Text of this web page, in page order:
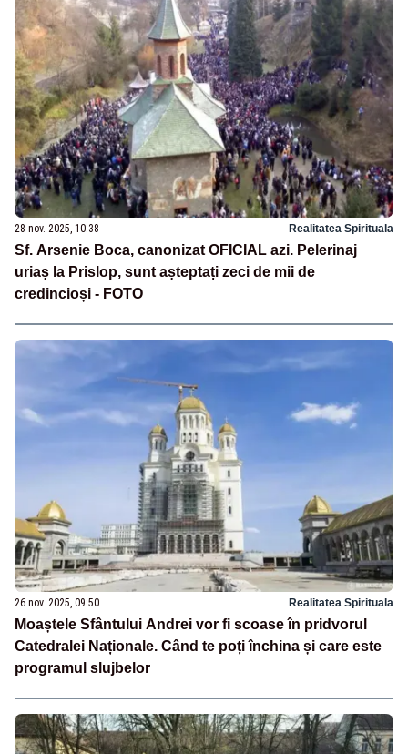
28 nov. 2025, 10:38 Realitatea Spirituala
Sf. Arsenie Boca, canonizat OFICIAL azi. Pelerinaj
uriaș la Prislop, sunt așteptați zeci de mii de
credincioși - FOTO
26 nov. 2025, 09:50 Realitatea Spirituala
Moaștele Sfântului Andrei vor fi scoase în pridvorul
Catedralei Naționale. Când te poți închina și care este
programul slujbelor